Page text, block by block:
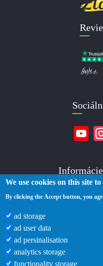
Informácie
O nás
Zásady
Podmienky
We use cookies on this site
By clicking the Accept button, you
ad storage
ad user data
ad persinalisation
analytics storage
functionality storage